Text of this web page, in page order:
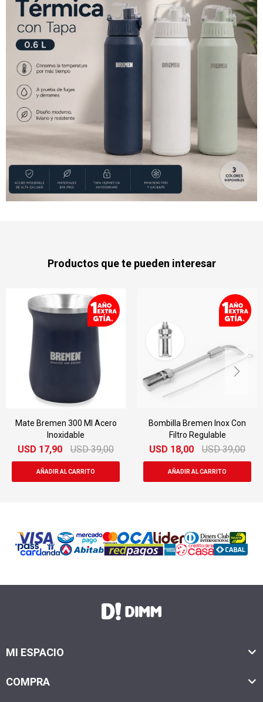
Productos que te pueden interesar
Bombilla Bremen Inox Con
Filtro Regulable
USD 18,00 USD
Jarra Eléctrica
2000w A.80159
USD 22,00 USD
MI ESPACIO
COMPRA